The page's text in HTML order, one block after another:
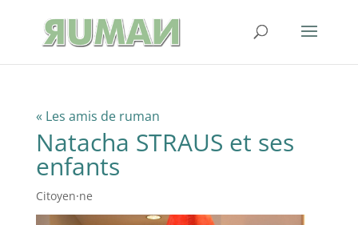
« Les amis de ruman
Natacha STRAUS et ses
enfants
Citoyen⸱ne